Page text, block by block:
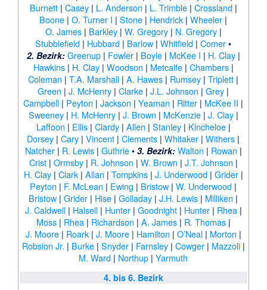
Burnett| Casey| L. Anderson | L. Trimble| Crossland|
Boone |O. Turner I |Stone | Hendrick |Wheeler |
O. James| Barkley| W. Gregory| N. Gregory|
Stubblefield | Hubbard | Barlow |Whitfield |Comer•
2. Bezirk: Greenup| Fowler| Boyle| McKee I | H. Clay|
Hawkins| H. Clay| Woodson | Metcalfe| Chambers|
Coleman |T.A. Marshall |A. Hawes | Rumsey |Triplett |
Green |J. McHenry |Clarke |J.L. Johnson |Grey |
Campbell | Peyton |Jackson |Yeaman | Ritter | McKee II |
Sweeney| H. McHenry| J. Brown | McKenzie| J. Clay|
Laffoon | Ellis| Clardy| Allen | Stanley| Kincheloe|
Dorsey |Cary |Vincent |Clements |Whitaker |Withers |
Natcher| R. Lewis| Guthrie• 3. Bezirk: Walton | Rowan |
Crist| Ormsby| R. Johnson | W. Brown | J.T. Johnson |
H. Clay| Clark| Allan | Tompkins| J. Underwood| Grider|
Peyton | F. McLean | Ewing | Bristow |W. Underwood |
Bristow |Grider | Hise |Golladay |J.H. Lewis | Milliken |
J. Caldwell| Halsell| Hunter| Goodnight| Hunter| Rhea|
Moss| Rhea| Richardson | A. James| R. Thomas|
J. Moore| Roark| J. Moore| Hamilton | O’Neal| Morton |
Robsion Jr. | Burke| Snyder| Farnsley| Cowger| Mazzoli|
M. Ward | Northup |Yarmuth
4. bis 6. Bezirk